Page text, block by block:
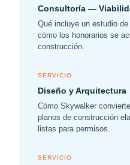
Consultoría —
Qué incluye un estudio
cómo los honorarios se
construcción.
SERVICIO
Diseño y Arquitectura
Cómo Skywalker
planos de construcción
listas para permisos.
SERVICIO